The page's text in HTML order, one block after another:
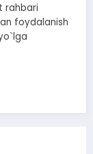
rahbari
foydalanish